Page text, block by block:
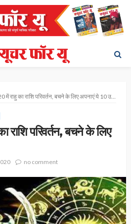
में राहु का राशि परिवर्तन, बचने के लिए अपनाएं ये 10 उपाय
राशि परिवर्तन, बचने के लिए
no comment